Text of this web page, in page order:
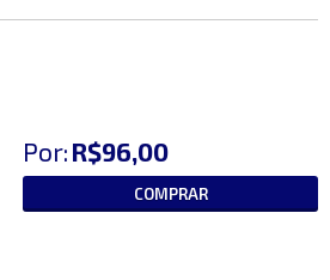
Por: R$96,00
COMPRAR